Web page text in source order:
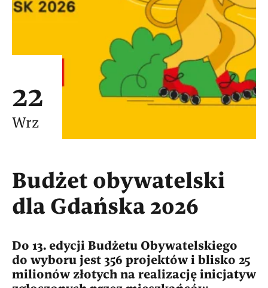
22
Wrz
Budżet obywatelski
dla Gdańska 2026
Do 13. edycji Budżetu Obywatelskiego
do wyboru jest 356 projektów i blisko 25
milionów złotych na realizację inicjatyw